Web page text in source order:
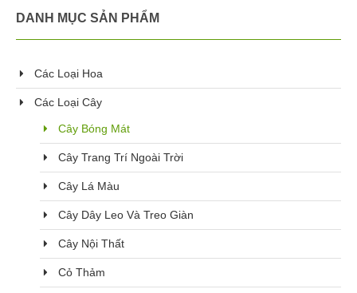
DANH MỤC SẢN PHẨM
Các Loại Hoa
Các Loại Cây
Cây Bóng Mát
Cây Trang Trí Ngoài Trời
Cây Lá Màu
Cây Dây Leo Và Treo Giàn
Cây Nội Thất
Cỏ Thảm